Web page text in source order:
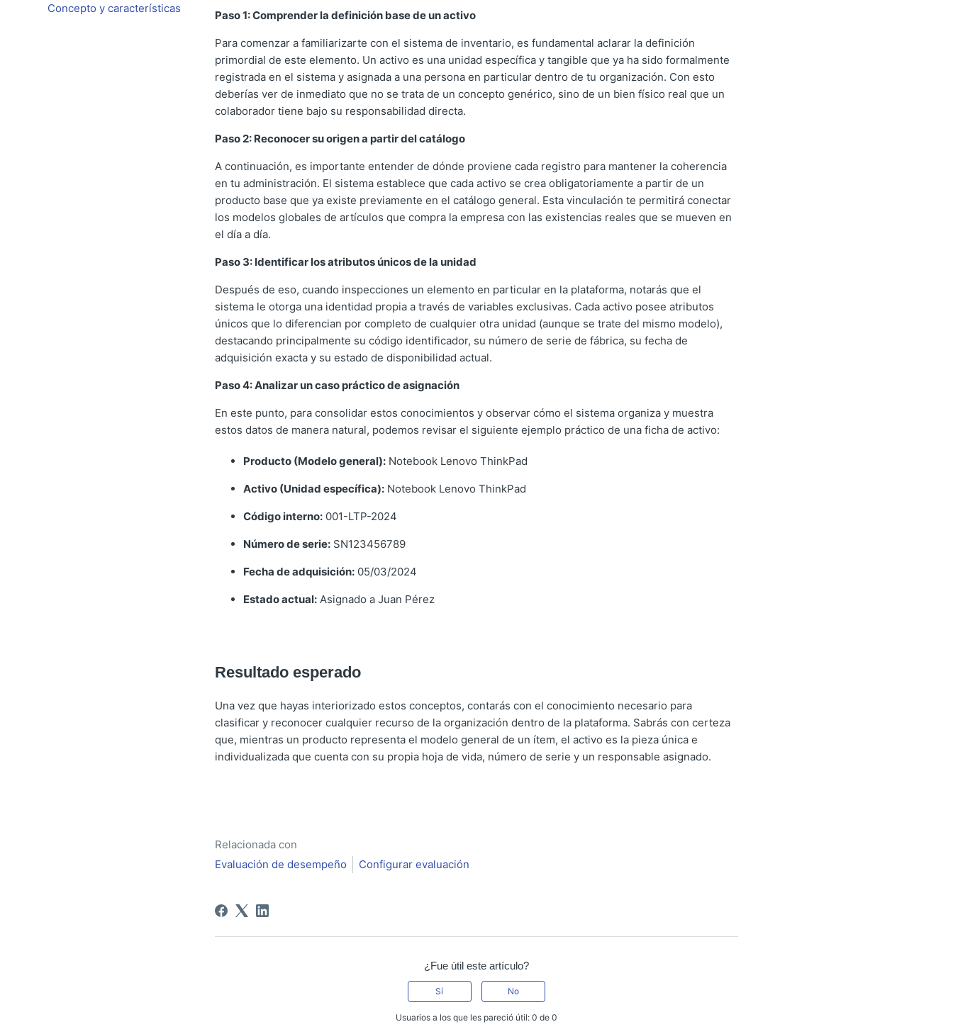
Concepto y características
Paso 1: Comprender la definición base de un activo
Para comenzar a familiarizarte con el sistema de inventario, es fundamental aclarar la definición
primordial de este elemento. Un activo es una unidad específica y tangible que ya ha sido formalmente
registrada en el sistema y asignada a una persona en particular dentro de tu organización. Con esto
deberías ver de inmediato que no se trata de un concepto genérico, sino de un bien físico real que un
colaborador tiene bajo su responsabilidad directa.
Paso 2: Reconocer su origen a partir del catálogo
A continuación, es importante entender de dónde proviene cada registro para mantener la coherencia
en tu administración. El sistema establece que cada activo se crea obligatoriamente a partir de un
producto base que ya existe previamente en el catálogo general. Esta vinculación te permitirá conectar
los modelos globales de artículos que compra la empresa con las existencias reales que se mueven en
el día a día.
Paso 3: Identificar los atributos únicos de la unidad
Después de eso, cuando inspecciones un elemento en particular en la plataforma, notarás que el
sistema le otorga una identidad propia a través de variables exclusivas. Cada activo posee atributos
únicos que lo diferencian por completo de cualquier otra unidad (aunque se trate del mismo modelo),
destacando principalmente su código identificador, su número de serie de fábrica, su fecha de
adquisición exacta y su estado de disponibilidad actual.
Paso 4: Analizar un caso práctico de asignación
En este punto, para consolidar estos conocimientos y observar cómo el sistema organiza y muestra
estos datos de manera natural, podemos revisar el siguiente ejemplo práctico de una ficha de activo:
Producto (Modelo general):Notebook Lenovo ThinkPad
Activo (Unidad específica):Notebook Lenovo ThinkPad
Código interno:001-LTP-2024
Número de serie:SN123456789
Fecha de adquisición:05/03/2024
Estado actual:Asignado a Juan Pérez
Resultado esperado
Una vez que hayas interiorizado estos conceptos, contarás con el conocimiento necesario para
clasificar y reconocer cualquier recurso de la organización dentro de la plataforma. Sabrás con certeza
que, mientras un producto representa el modelo general de un ítem, el activo es la pieza única e
individualizada que cuenta con su propia hoja de vida, número de serie y un responsable asignado.
Relacionada con
Evaluación de desempeño
Configurar evaluación
¿Fue útil este artículo?
Sí No
Usuarios a los que les pareció útil: 0 de 0